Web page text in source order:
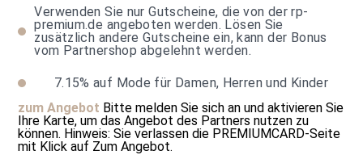
Verwenden Sie nur Gutscheine, die von der rp-
premium.de angeboten werden. Lösen Sie
zusätzlich andere Gutscheine ein, kann der Bonus
vom Partnershop abgelehnt werden.
7.15% auf Mode für Damen, Herren und Kinder
zum Angebot Bitte melden Sie sich an und aktivieren Sie
Ihre Karte, um das Angebot des Partners nutzen zu
können. Hinweis: Sie verlassen die PREMIUMCARD-Seite
mit Klick auf Zum Angebot.